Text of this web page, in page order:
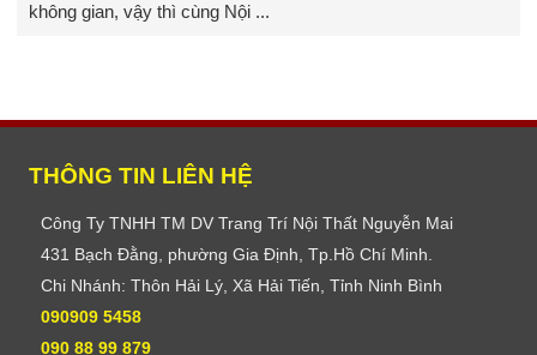
không gian, vậy thì cùng Nội ...
THÔNG TIN LIÊN HỆ
Công Ty TNHH TM DV Trang Trí Nội Thất Nguyễn Mai
431 Bạch Đằng, phường Gia Định, Tp.Hồ Chí Minh.
Chi Nhánh: Thôn Hải Lý, Xã Hải Tiến, Tỉnh Ninh Bình
090909 5458
090 88 99 879